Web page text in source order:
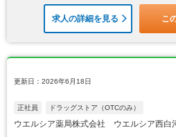
求人の詳細を見る こ
更新日：2026年6月18日
正社員 ドラッグストア（OTCのみ）
ウエルシア薬局株式会社 ウエルシア西白